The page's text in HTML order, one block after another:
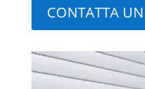
CONTATTA